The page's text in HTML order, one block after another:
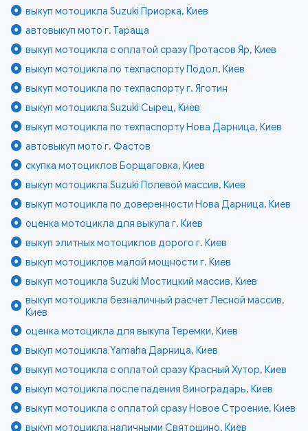
выкуп мотоцикла Suzuki Приорка, Киев
автовыкуп мото г. Тараща
выкуп мотоцикла с оплатой сразу Протасов Яр, Киев
выкуп мотоцикла по техпаспорту Подол, Киев
выкуп мотоцикла по техпаспорту г. Яготин
выкуп мотоцикла Suzuki Сырец, Киев
выкуп мотоцикла по техпаспорту Нова Дарница, Киев
автовыкуп мото г. Фастов
скупка мотоциклов Борщаговка, Киев
выкуп мотоцикла Suzuki Полевой массив, Киев
выкуп мотоцикла по доверенности Нова Дарница, Киев
оценка мотоцикла для выкупа г. Киев
выкуп элитных мотоциклов дорого г. Киев
выкуп мотоциклов малой мощности г. Киев
выкуп мотоцикла Suzuki Мостицкий массив, Киев
выкуп мотоцикла безналичный расчет Лесной массив,
Киев
оценка мотоцикла для выкупа Теремки, Киев
выкуп мотоцикла Yamaha Дарница, Киев
выкуп мотоцикла с оплатой сразу Красный Хутор, Киев
выкуп мотоцикла после падения Виноградарь, Киев
выкуп мотоцикла с оплатой сразу Новое Строение, Киев
выкуп мотоцикла наличными Святошино, Киев